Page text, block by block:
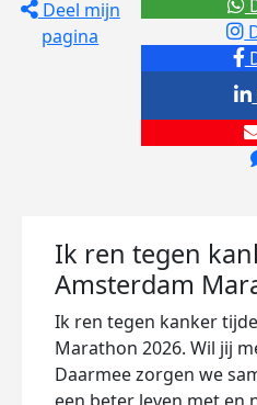
Deel mijn
pagina
Ik ren tegen
Amsterdam
Ik ren tegen kanker
Marathon 2026. Wil jij
Daarmee zorgen we